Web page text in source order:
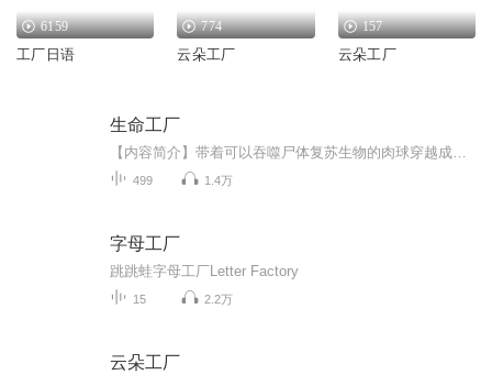
6159
工厂日语
774
云朵工厂
157
云朵工厂
生命工厂
499 1.4万
字母工厂
跳跳蛙字母工厂Letter Factory
15 2.2万
云朵工厂